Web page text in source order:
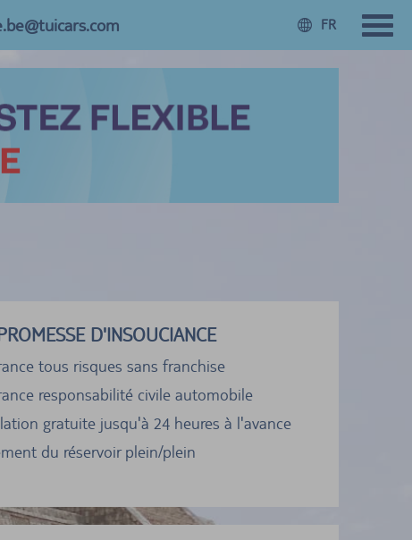
FR
D'INSOUCIANCE
tous risques sans franchise
responsabilité civile automobile
gratuite jusqu'à 24 heures à l'avance
du réservoir plein/plein